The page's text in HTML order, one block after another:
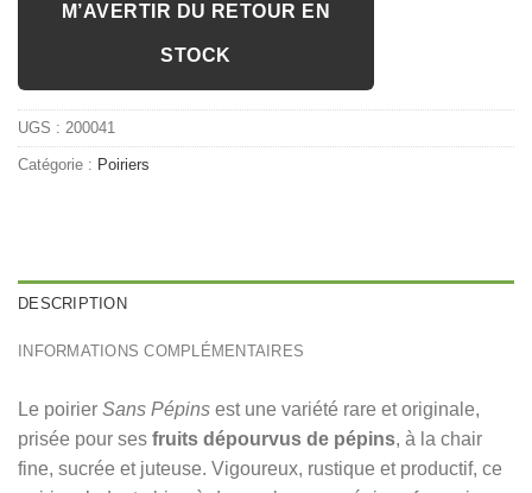
M’AVERTIR DU RETOUR EN
STOCK
UGS : 200041
Catégorie : Poiriers
DESCRIPTION
INFORMATIONS COMPLÉMENTAIRES
Le poirier Sans Pépins est une variété rare et originale,
prisée pour ses fruits dépourvus de pépins, à la chair
fine, sucrée et juteuse. Vigoureux, rustique et productif, ce